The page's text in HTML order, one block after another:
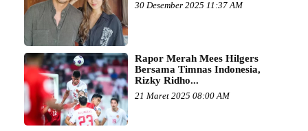
30 Desember 2025 11:37 AM
Rapor Merah Mees Hilgers
Bersama Timnas Indonesia,
Rizky Ridho...
21 Maret 2025 08:00 AM